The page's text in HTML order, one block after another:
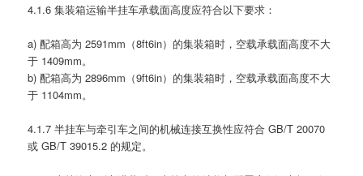
4.1.6 集装箱运输半挂车承载面高度应符合以下要求：
a) 配箱高为 2591mm（8ft6in）的集装箱时，空载承载面高度不大
于 1409mm。
b) 配箱高为 2896mm（9ft6in）的集装箱时，空载承载面高度不大
于 1104mm。
4.1.7 半挂车与牵引车之间的机械连接互换性应符合 GB/T 20070
或 GB/T 39015.2 的规定。